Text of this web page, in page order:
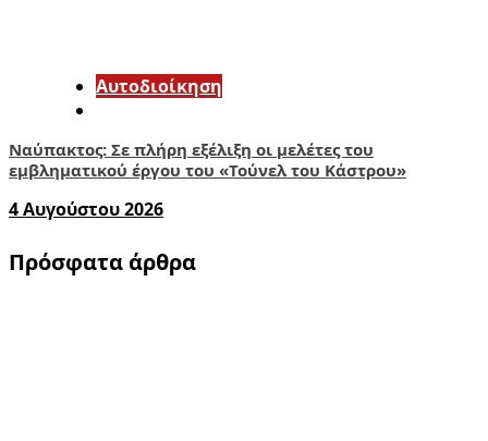
Αυτοδιοίκηση
Ναύπακτος: Σε πλήρη εξέλιξη οι μελέτες του
εμβληματικού έργου του «Τούνελ του Κάστρου»
4 Αυγούστου 2026
Πρόσφατα άρθρα